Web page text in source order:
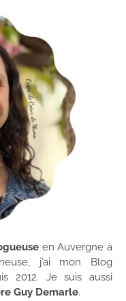
en Auvergne à
j’ai mon Blog
2012. Je suis aussi
Guy Demarle.